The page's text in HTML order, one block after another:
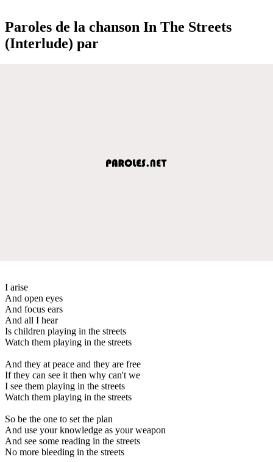
Paroles de la chanson In The Streets
(Interlude) par
I arise
And open eyes
And focus ears
And all I hear
Is children playing in the streets
Watch them playing in the streets
And they at peace and they are free
If they can see it then why can't we
I see them playing in the streets
Watch them playing in the streets
So be the one to set the plan
And use your knowledge as your weapon
And see some reading in the streets
No more bleeding in the streets